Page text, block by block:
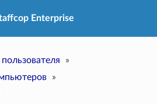
Enterprise
»
»